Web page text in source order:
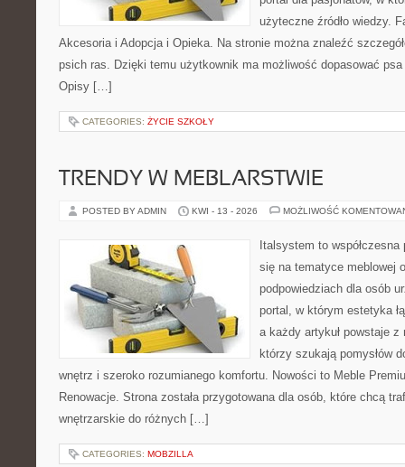
użyteczne źródło wiedzy.
Akcesoria i Adopcja i Opieka. Na stronie można znaleźć
psich ras. Dzięki temu użytkownik ma możliwość dopasować
Opisy […]
CATEGORIES: ŻYCIE SZKOŁY
TRENDY W MEBLARSTWIE
POSTED BY ADMIN KWI - 13 - 2026 MOŻLIWOŚĆ
Italsystem to
się na tematyce meblowej
podpowiedziach dla osób
portal, w którym estetyka
a każdy artykuł powstaje
którzy szukają pomysłów
wnętrz i szeroko rozumianego komfortu. Nowości to Meble
Renowacje. Strona została przygotowana dla osób, które chcą
wnętrzarskie do różnych […]
CATEGORIES: MOBZILLA